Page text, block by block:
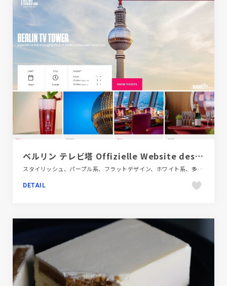
ベルリン テレビ塔 Offizielle Website des Berliner Fernsehturms: Berlin von oben erleben
スタイリッシュ、パープル系、フラットデザイン、ホワイト系、多言語対応、施設・店舗サイト、旅行・ホテル・観光、海外サイト
DETAIL